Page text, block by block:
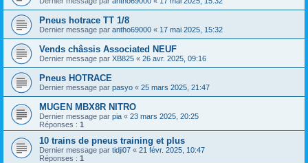
Pneus hotrace TT 1/8
Dernier message par antho69000 « 17 mai 2025, 15:32
Vends châssis Associated NEUF
Dernier message par XB825 « 26 avr. 2025, 09:16
Pneus HOTRACE
Dernier message par pasyo « 25 mars 2025, 21:47
MUGEN MBX8R NITRO
Dernier message par pia « 23 mars 2025, 20:25
Réponses : 1
10 trains de pneus training et plus
Dernier message par tidji07 « 21 févr. 2025, 10:47
Réponses : 1